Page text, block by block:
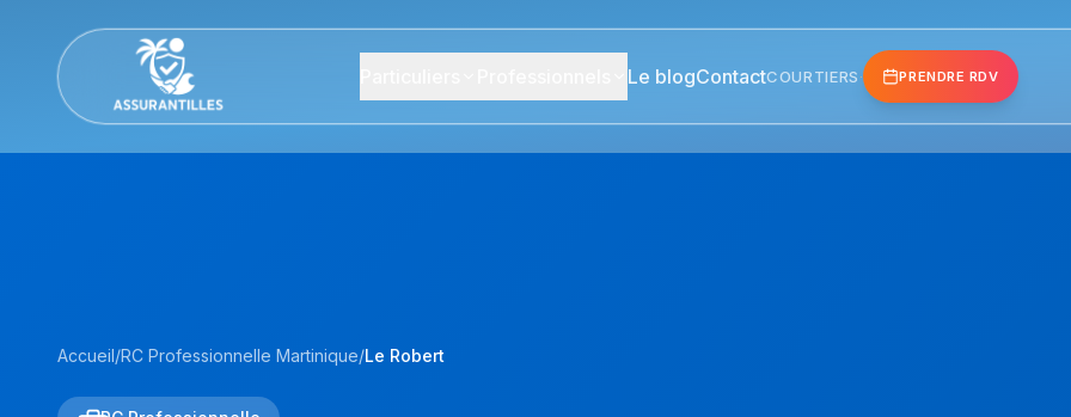
Le blogContactCOURTIERS · PRENDRE RDV
Accueil/RC Professionnelle Martinique/Le Robert